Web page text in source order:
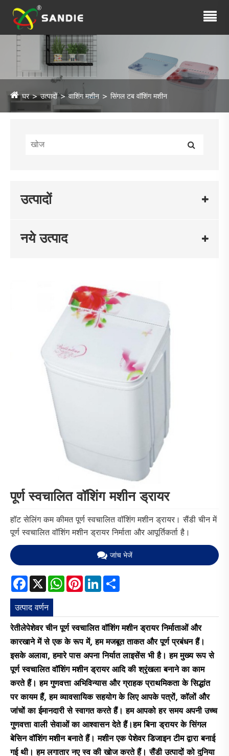
घर उत्पादों वाशिंग मशीन सिंगल टब वॉशिंग मशीन
उत्पादों
नये उत्पाद
पूर्ण स्वचालित वॉशिंग मशीन ड्रायर
हॉट सेलिंग कम कीमत पूर्ण स्वचालित वॉशिंग मशीन ड्रायर। सैंडी चीन में
पूर्ण स्वचालित वॉशिंग मशीन ड्रायर निर्माता और आपूर्तिकर्ता है।
जांच भेजें
Facebook
X WhatsApp
PinterestLinkedIn
उत्पाद वर्णन
रेतीलेपेशेवर चीन पूर्ण स्वचालित वॉशिंग मशीन ड्रायर निर्माताओं और
कारखाने में से एक के रूप में, हम मजबूत ताकत और पूर्ण प्रबंधन हैं।
इसके अलावा, हमारे पास अपना निर्यात लाइसेंस भी है। हम मुख्य रूप से
पूर्ण स्वचालित वॉशिंग मशीन ड्रायर आदि की श्रृंखला बनाने का काम
करते हैं। हम गुणवत्ता अभिविन्यास और ग्राहक प्राथमिकता के सिद्धांत
पर कायम हैं, हम व्यावसायिक सहयोग के लिए आपके पत्रों, कॉलों और
जांचों का ईमानदारी से स्वागत करते हैं। हम आपको हर समय अपनी उच्च
गुणवत्ता वाली सेवाओं का आश्वासन देते हैं।हम बिना ड्रायर के सिंगल
बेसिन वॉशिंग मशीन बनाते हैं। मशीन एक पेशेवर डिजाइन टीम द्वारा बनाई
गई थी। हम लगातार नए स्व की खोज करते हैं। सैंडी उत्पादों को दुनिया